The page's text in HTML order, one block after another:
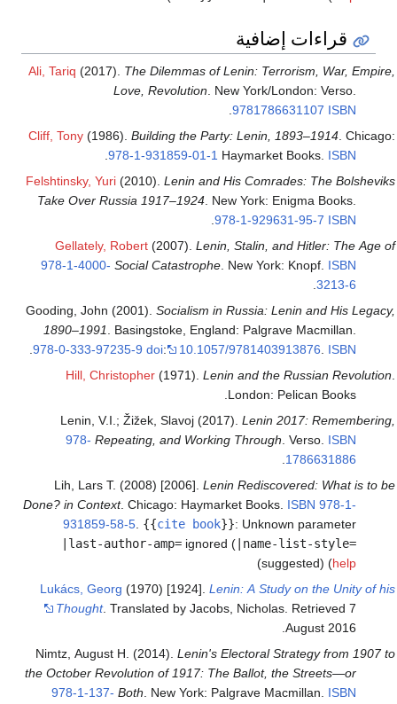
قراءات إضافية
Ali, Tariq (2017). The Dilemmas of Lenin: Terrorism, War, Empire,
Love, Revolution . New York/London: Verso.
ISBN
9781786631107
Cliff, Tony (1986).Building the Party: Lenin, 1893–1914 . Chicago:
Haymarket Books. ISBN
978-1-931859-01-1
Felshtinsky, Yuri (2010).Lenin and His Comrades: The Bolsheviks
Take Over Russia 1917–1924. New York: Enigma Books.
ISBN
978-1-929631-95-7
Gellately, Robert (2007).Lenin, Stalin, and Hitler: The Age of
Social Catastrophe. New York: Knopf. ISBN
978-1-4000-
3213-6
Gooding, John (2001).Socialism in Russia: Lenin and His Legacy,
1890–1991
. Basingstoke, England: Palgrave Macmillan.
doi: 10.1057/9781403913876 ISBN
978-0-333-97235-9
Hill, Christopher (1971).Lenin and the Russian Revolution
London: Pelican Books.
Lenin, V.I.; Žižek, Slavoj (2017).Lenin 2017: Remembering,
Repeating, and Working Through . Verso. ISBN
978-
1786631886
Lih, Lars T. (2008) [2006].Lenin Rediscovered: What is to be
Done? in Context. Chicago: Haymarket Books. ISBN 978-1-
931859-58-5. {{cite book}}: Unknown parameter
|last-author-amp=ignored (|name-list-style=
suggested) (help
)
Lukács, Georg (1970) [1924].Lenin: A Study on the Unity of his
Thought. Translated by Jacobs, Nicholas. Retrieved 7
August2016
Nimtz, August H. (2014).Lenin's Electoral Strategy from 1907 to
the October Revolution of 1917: The Ballot, the Streets—or
Both . New York: Palgrave Macmillan. ISBN
978-1-137-